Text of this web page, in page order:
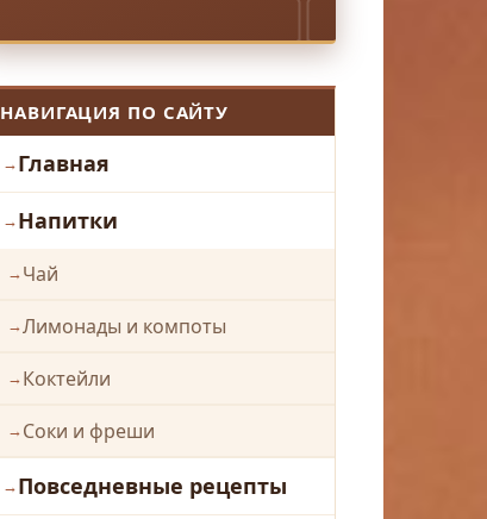
НАВИГАЦИЯ ПО САЙТУ
Главная
Напитки
Чай
Лимонады и компоты
Коктейли
Соки и фреши
Повседневные рецепты